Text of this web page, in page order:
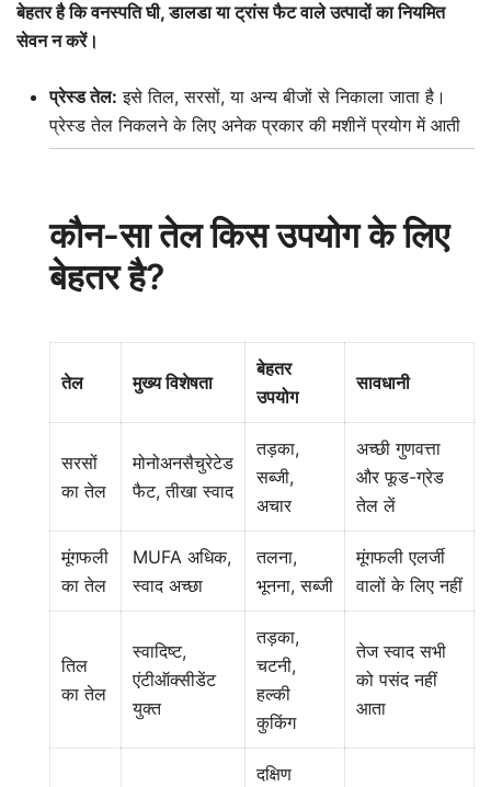
बेहतर है कि वनस्पति घी, डालडा या ट्रांस फैट वाले उत्पादों का नियमित
सेवन न करें।
प्रेस्ड तेल: इसे तिल, सरसों, या अन्य बीजों से निकाला जाता है।
प्रेस्ड तेल निकलने के लिए अनेक प्रकार की मशीनें प्रयोग में आती
कौन-सा तेल किस उपयोग के लिए
बेहतर है?
तेल मुख्य विशेषता
बेहतर
उपयोग
सावधानी
सरसों
का तेल
मोनोअनसैचुरेटेड
फैट, तीखा स्वाद
तड़का,
सब्जी,
अचार
अच्छी गुणवत्ता
और फूड-ग्रेड
तेल लें
मूंगफली
का तेल
MUFA अधिक,
स्वाद अच्छा
तलना,
भूनना, सब्जी
मूंगफली एलर्जी
वालों के लिए नहीं
तिल
का तेल
स्वादिष्ट,
एंटीऑक्सीडेंट
युक्त
तड़का,
चटनी,
हल्की
कुकिंग
तेज स्वाद सभी
को पसंद नहीं
आता
दक्षिण